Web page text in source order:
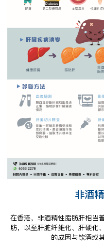
非酒
在香港，非酒精性脂肪肝相当
肪，以至肝脏纤维化、肝硬化
的成因与饮酒或